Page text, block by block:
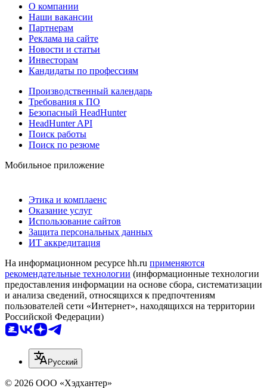
О компании
Наши вакансии
Партнерам
Реклама на сайте
Новости и статьи
Инвесторам
Кандидаты по профессиям
Производственный календарь
Требования к ПО
Безопасный HeadHunter
HeadHunter API
Поиск работы
Поиск по резюме
Мобильное приложение
Этика и комплаенс
Оказание услуг
Использование сайтов
Защита персональных данных
ИТ аккредитация
На информационном ресурсе hh.ru применяются
рекомендательные технологии (информационные технологии
предоставления информации на основе сбора, систематизации
и анализа сведений, относящихся к предпочтениям
пользователей сети «Интернет», находящихся на территории
Российской Федерации)
Русский
© 2026 ООО «Хэдхантер»